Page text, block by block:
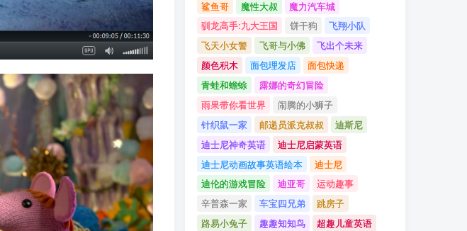
鲨鱼哥
魔性大叔
魔力汽车城
驯龙高手:九大王国
饼干狗
飞翔小队
飞天小女警
飞哥与小佛
飞出个未来
颜色积木
面包理发店
面包快递
青蛙和蟾蜍
露娜的奇幻冒险
雨果带你看世界
闹腾的小狮子
针织鼠一家
邮递员派克叔叔
迪斯尼
迪士尼神奇英语
迪士尼启蒙英语
迪士尼动画故事英语绘本
迪士尼
迪伦的游戏冒险
迪亚哥
运动趣事
辛普森一家
车宝四兄弟
跳房子
路易小兔子
趣趣知知鸟
超趣儿童英语